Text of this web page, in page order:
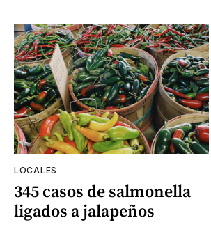
LOCALES
345 casos de salmonella
ligados a jalapeños